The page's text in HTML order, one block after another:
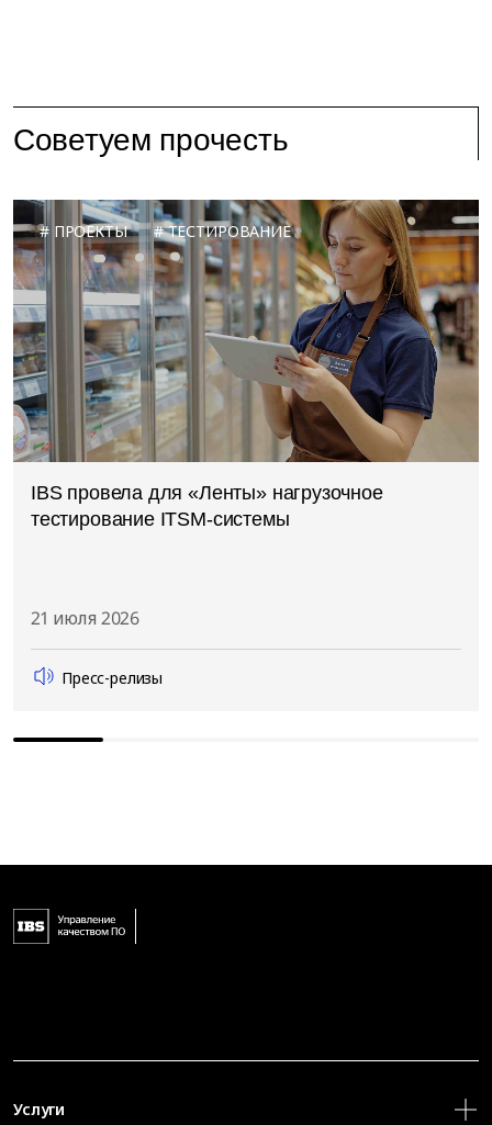
Советуем прочесть
ПРОЕКТЫ ТЕСТИРОВАНИЕ
IBS провела для «Ленты» нагрузочное
тестирование ITSM-системы
21 июля 2026
Пресс-релизы
Услуги